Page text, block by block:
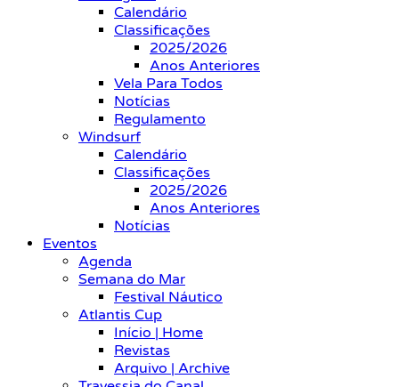
Calendário
Classificações
2025/2026
Anos Anteriores
Vela Para Todos
Notícias
Regulamento
Windsurf
Calendário
Classificações
2025/2026
Anos Anteriores
Notícias
Eventos
Agenda
Semana do Mar
Festival Náutico
Atlantis Cup
Início | Home
Revistas
Arquivo | Archive